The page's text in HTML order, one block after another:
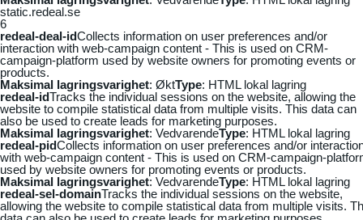
static.redeal.se
6
redeal-deal-idCollects information on user preferences and/or
interaction with web-campaign content - This is used on CRM-
campaign-platform used by website owners for promoting events or
products.
Maksimal lagringsvarighet: ØktType: HTML lokal lagring
redeal-idTracks the individual sessions on the website, allowing the
website to compile statistical data from multiple visits. This data can
also be used to create leads for marketing purposes.
Maksimal lagringsvarighet: VedvarendeType: HTML lokal lagring
redeal-pidCollects information on user preferences and/or
with web-campaign content - This is used on CRM-campaign-
used by website owners for promoting events or products.
Maksimal lagringsvarighet: VedvarendeType: HTML lokal lagring
redeal-sel-domainTracks the individual sessions on the website,
allowing the website to compile statistical data from multiple visits.